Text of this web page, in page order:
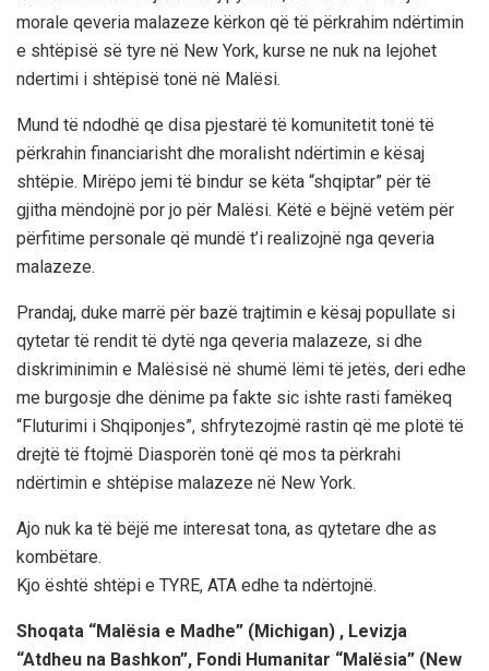
morale qeveria malazeze kërkon që të përkrahim ndërtimin
e shtëpisë së tyre në New York, kurse ne nuk na lejohet
ndertimi i shtëpisë tonë në Malësi.
Mund të ndodhë qe disa pjestarë të komunitetit tonë të
përkrahin financiarisht dhe moralisht ndërtimin e kësaj
shtëpie. Mirëpo jemi të bindur se këta “shqiptar” për të
gjitha mëndojnë por jo për Malësi. Këtë e bëjnë vetëm për
përfitime personale që mundë t’i realizojnë nga qeveria
malazeze.
Prandaj, duke marrë për bazë trajtimin e kësaj popullate si
qytetar të rendit të dytë nga qeveria malazeze, si dhe
diskriminimin e Malësisë në shumë lëmi të jetës, deri edhe
me burgosje dhe dënime pa fakte sic ishte rasti famëkeq
“Fluturimi i Shqiponjes”, shfrytezojmë rastin që me plotë të
drejtë të ftojmë Diasporën tonë që mos ta përkrahi
ndërtimin e shtëpise malazeze në New York.
Ajo nuk ka të bëjë me interesat tona, as qytetare dhe as
kombëtare.
Kjo është shtëpi e TYRE, ATA edhe ta ndërtojnë.
Shoqata “Malësia e Madhe” (Michigan) , Levizja
“Atdheu na Bashkon”, Fondi Humanitar “Malësia” (New